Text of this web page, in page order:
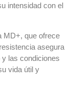
intensidad con el
MD+, que ofrece
asegura
y las condiciones
vida útil y